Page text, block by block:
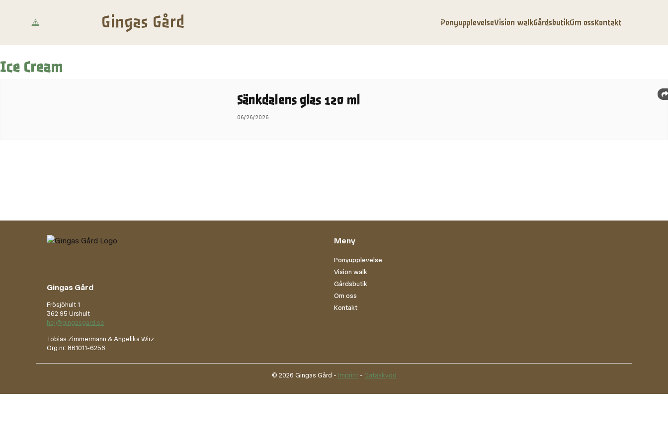
Gingas Gård PonyupplevelseVision walkGårdsbutikOm ossKontakt
Ice Cream
Sänkdalens glas 120 ml
06/26/2026
Gingas Gård
Frösjöhult 1
362 95 Urshult
hej@gingasgard.se
Tobias Zimmermann & Angelika Wirz
Org.nr: 861011-6256
Meny
Ponyupplevelse
Vision walk
Gårdsbutik
Om oss
Kontakt
© 2026 Gingas Gård - Imprint- Dataskydd